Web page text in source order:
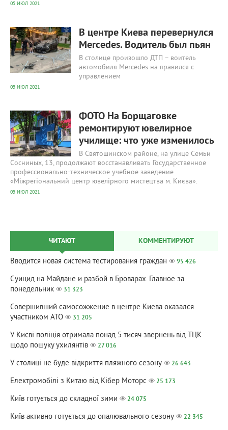
05 ИЮЛ 2021
В центре Киева перевернулся
Mercedes. Водитель был пьян
В столице произошло ДТП – воитель
автомобиля Mercedes на правился с
управлением
05 ИЮЛ 2021
ФОТО На Борщаговке
ремонтируют ювелирное
училище: что уже изменилось
В Святошинском районе, на улице Семьи
Сосниных, 13, продолжают восстанавливать Государственное
профессионально-техническое учебное заведение
«Міжрегіональний центр ювелірного мистецтва м. Києва».
05 ИЮЛ 2021
ЧИТАЮТ КОММЕНТИРУЮТ
Вводится новая система тестирования граждан 95 426
Суицид на Майдане и разбой в Броварах. Главное за
понедельник
31 323
Совершивший самосожжение в центре Киева оказался
участником АТО
31 205
У Києві поліція отримала понад 5 тисяч звернень від ТЦК
щодо пошуку ухилянтів
27 016
У столиці не буде відкриття пляжного сезону 26 643
Електромобілі з Китаю від Кібер Моторс 25 173
Київ готується до складної зими 24 075
Київ активно готується до опалювального сезону 22 345